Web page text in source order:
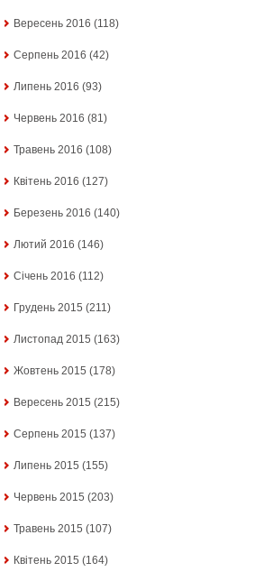
Вересень 2016 (118)
Серпень 2016 (42)
Липень 2016 (93)
Червень 2016 (81)
Травень 2016 (108)
Квітень 2016 (127)
Березень 2016 (140)
Лютий 2016 (146)
Січень 2016 (112)
Грудень 2015 (211)
Листопад 2015 (163)
Жовтень 2015 (178)
Вересень 2015 (215)
Серпень 2015 (137)
Липень 2015 (155)
Червень 2015 (203)
Травень 2015 (107)
Квітень 2015 (164)